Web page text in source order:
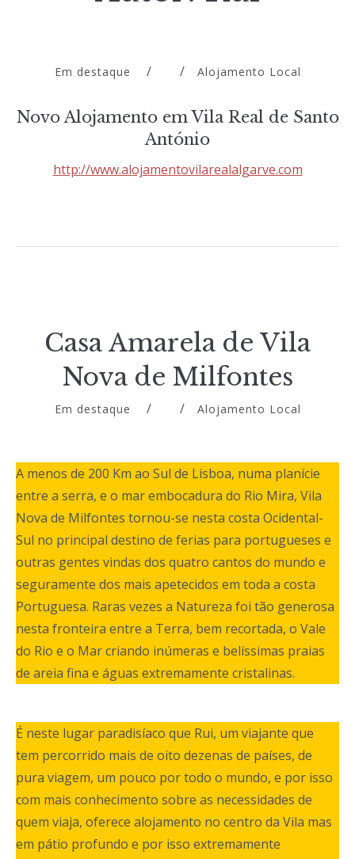
Em destaque Alojamento Local
Novo Alojamento em Vila Real de Santo
António
http://www.alojamentovilarealalgarve.com
Casa Amarela de Vila
Nova de Milfontes
Em destaque Alojamento Local
A menos de 200 Km ao Sul de Lisboa, numa planície
entre a serra, e o mar embocadura do Rio Mira, Vila
Nova de Milfontes tornou-se nesta costa Ocidental-
Sul no principal destino de ferias para portugueses e
outras gentes vindas dos quatro cantos do mundo e
seguramente dos mais apetecidos em toda a costa
Portuguesa. Raras vezes a Natureza foi tão generosa
nesta fronteira entre a Terra, bem recortada, o Vale
do Rio e o Mar criando inúmeras e belíssimas praias
de areia fina e águas extremamente cristalinas.
É neste lugar paradisíaco que Rui, um viajante que
tem percorrido mais de oito dezenas de países, de
pura viagem, um pouco por todo o mundo, e por isso
com mais conhecimento sobre as necessidades de
quem viaja, oferece alojamento no centro da Vila mas
em pátio profundo e por isso extremamente